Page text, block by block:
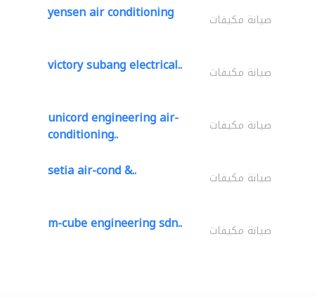
yensen air conditioning صيانة مكيفات
victory subang electrical.. صيانة مكيفات
unicord engineering air-
conditioning.. صيانة مكيفات
setia air-cond &.. صيانة مكيفات
m-cube engineering sdn.. صيانة مكيفات